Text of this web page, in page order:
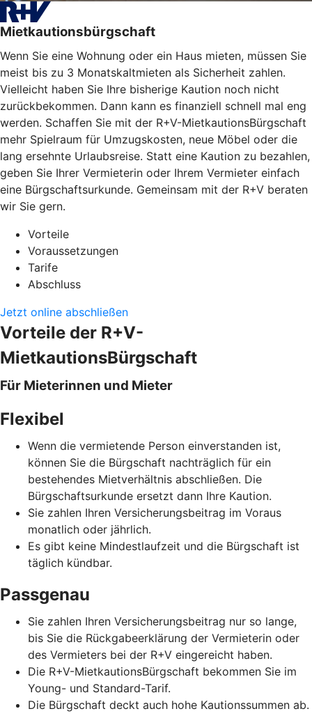
Mietkautionsbürgschaft
Wenn Sie eine Wohnung oder ein Haus mieten, müssen Sie
meist bis zu 3 Monatskaltmieten als Sicherheit zahlen.
Vielleicht haben Sie Ihre bisherige Kaution noch nicht
zurückbekommen. Dann kann es finanziell schnell mal eng
werden. Schaffen Sie mit der R+V-MietkautionsBürgschaft
mehr Spielraum für Umzugskosten, neue Möbel oder die
lang ersehnte Urlaubsreise. Statt eine Kaution zu bezahlen,
geben Sie Ihrer Vermieterin oder Ihrem Vermieter einfach
eine Bürgschaftsurkunde. Gemeinsam mit der R+V beraten
wir Sie gern.
Vorteile
Voraussetzungen
Tarife
Abschluss
Jetzt online abschließen
Vorteile der R+V-
MietkautionsBürgschaft
Für Mieterinnen und Mieter
Flexibel
Wenn die vermietende Person einverstanden ist,
können Sie die Bürgschaft nachträglich für ein
bestehendes Mietverhältnis abschließen. Die
Bürgschaftsurkunde ersetzt dann Ihre Kaution.
Sie zahlen Ihren Versicherungsbeitrag im Voraus
monatlich oder jährlich.
Es gibt keine Mindestlaufzeit und die Bürgschaft ist
täglich kündbar.
Passgenau
Sie zahlen Ihren Versicherungsbeitrag nur so lange,
bis Sie die Rückgabeerklärung der Vermieterin oder
des Vermieters bei der R+V eingereicht haben.
Die R+V-MietkautionsBürgschaft bekommen Sie im
Young- und Standard-Tarif.
Die Bürgschaft deckt auch hohe Kautionssummen ab.